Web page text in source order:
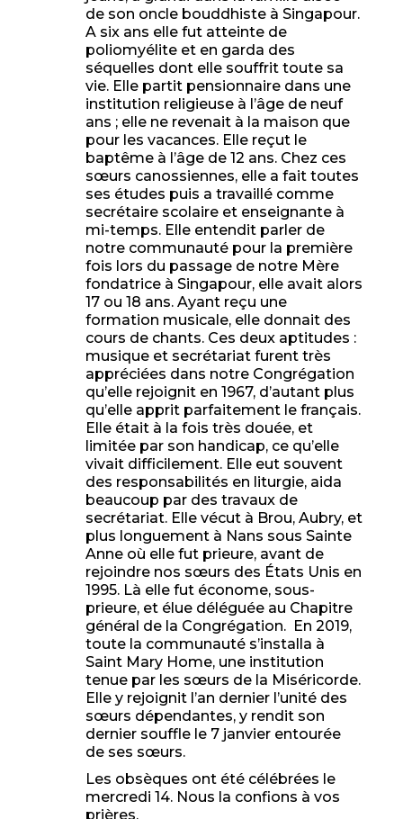
de son oncle bouddhiste à Singapour.
A six ans elle fut atteinte de
poliomyélite et en garda des
séquelles dont elle souffrit toute sa
vie. Elle partit pensionnaire dans une
institution religieuse à l’âge de neuf
ans ; elle ne revenait à la maison que
pour les vacances. Elle reçut le
baptême à l’âge de 12 ans. Chez ces
sœurs canossiennes, elle a fait toutes
ses études puis a travaillé comme
secrétaire scolaire et enseignante à
mi-temps. Elle entendit parler de
notre communauté pour la première
fois lors du passage de notre Mère
fondatrice à Singapour, elle avait alors
17 ou 18 ans. Ayant reçu une
formation musicale, elle donnait des
cours de chants. Ces deux aptitudes :
musique et secrétariat furent très
appréciées dans notre Congrégation
qu’elle rejoignit en 1967, d’autant plus
qu’elle apprit parfaitement le français.
Elle était à la fois très douée, et
limitée par son handicap, ce qu’elle
vivait difficilement. Elle eut souvent
des responsabilités en liturgie, aida
beaucoup par des travaux de
secrétariat. Elle vécut à Brou, Aubry, et
plus longuement à Nans sous Sainte
Anne où elle fut prieure, avant de
rejoindre nos sœurs des États Unis en
1995. Là elle fut économe, sous-
prieure, et élue déléguée au Chapitre
général de la Congrégation. En 2019,
toute la communauté s’installa à
Saint Mary Home, une institution
tenue par les sœurs de la Miséricorde.
Elle y rejoignit l’an dernier l’unité des
sœurs dépendantes, y rendit son
dernier souffle le 7 janvier entourée
de ses sœurs.
Les obsèques ont été célébrées le
mercredi 14. Nous la confions à vos
prières.